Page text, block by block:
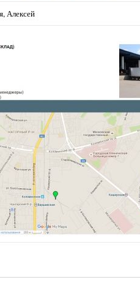
Алексей